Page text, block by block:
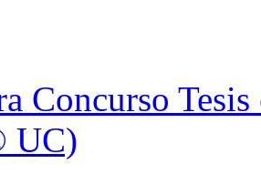
Concurso
UC)